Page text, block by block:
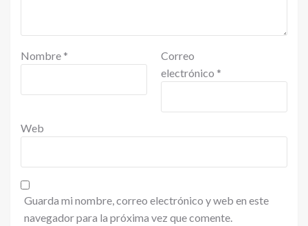
Nombre *
Correo
electrónico *
Web
Guarda mi nombre, correo electrónico y web en este
navegador para la próxima vez que comente.